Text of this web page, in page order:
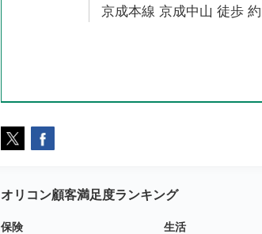
京成本線 京成中山 徒歩
オリコン顧客満足度ランキング
保険
生活